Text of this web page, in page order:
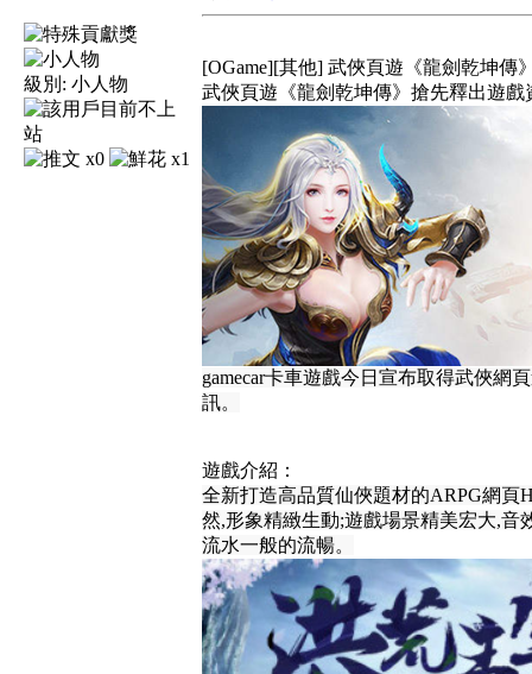
級別: 小人物
x0 x1
[OGame][其他] 武俠頁遊《龍劍乾坤傳
武俠頁遊《龍劍乾坤傳》搶先釋出遊戲
gamecar卡車遊戲今日宣布取得武俠網
訊。
遊戲介紹：
全新打造高品質仙俠題材的ARPG網頁
然,形象精緻生動;遊戲場景精美宏大,
流水一般的流暢。